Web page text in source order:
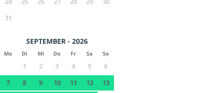
31
SEPTEMBER - 2026
Mo Di Mi Do Fr Sa So
1 2 3 4 5
6
7
8 9 10 11 12
13